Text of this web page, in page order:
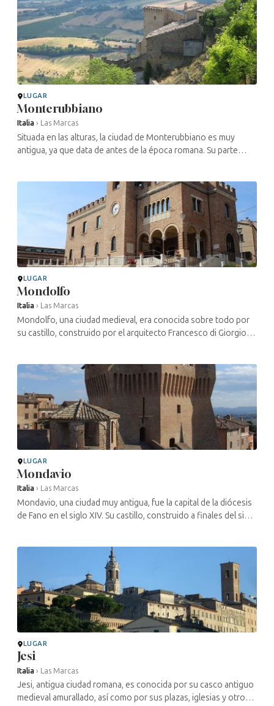
LUGAR
Monterubbiano
Italia › Las Marcas
Situada en las alturas, la ciudad de Monterubbiano es muy
antigua, ya que data de antes de la época romana. Su parte
LUGAR
Mondolfo
Italia › Las Marcas
Mondolfo, una ciudad medieval, era conocida sobre todo por
su castillo, construido por el arquitecto Francesco di Giorgio
LUGAR
Mondavio
Italia › Las Marcas
Mondavio, una ciudad muy antigua, fue la capital de la diócesis
de Fano en el siglo XIV. Su castillo, construido a finales del siglo
LUGAR
Jesi
Italia › Las Marcas
Jesi, antigua ciudad romana, es conocida por su casco antiguo
medieval amurallado, así como por sus plazas, iglesias y otros